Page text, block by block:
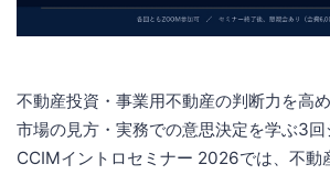
不動産投資・事業用不動産の判断力を高め
市場の見方・実務での意思決定を学ぶ3
CCIMイントロセミナー 2026では、不動